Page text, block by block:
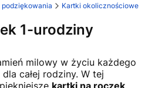
podziękowania Kartki okolicznościowe
1-urodziny
milowy w życiu każdego
całej rodziny. W tej